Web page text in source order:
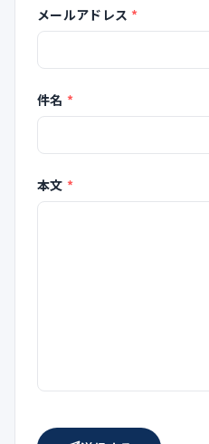
メールアドレス *（必須）
件名 *（必須）
本文 *（必須）